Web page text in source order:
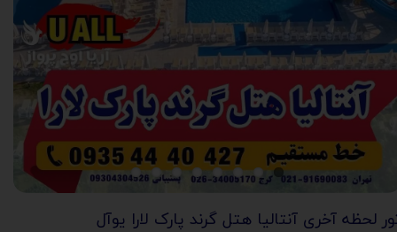
لحظه آخری آنتالیا هتل گرند پارک لارا یوآل